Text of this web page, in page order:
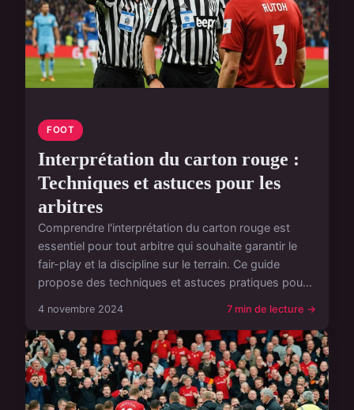
FOOT
Interprétation du carton rouge :
Techniques et astuces pour les
arbitres
Comprendre l'interprétation du carton rouge est
essentiel pour tout arbitre qui souhaite garantir le
fair-play et la discipline sur le terrain. Ce guide
propose des techniques et astuces pratiques pou...
4 novembre 2024 7 min de lecture →